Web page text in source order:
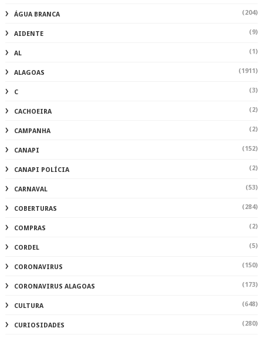
ÁGUA BRANCA (204)
AIDENTE (9)
AL (1)
ALAGOAS (1911)
C (3)
CACHOEIRA (2)
CAMPANHA (2)
CANAPI (152)
CANAPI POLÍCIA (2)
CARNAVAL (53)
COBERTURAS (284)
COMPRAS (2)
CORDEL (5)
CORONAVIRUS (150)
CORONAVIRUS ALAGOAS (173)
CULTURA (648)
CURIOSIDADES (280)